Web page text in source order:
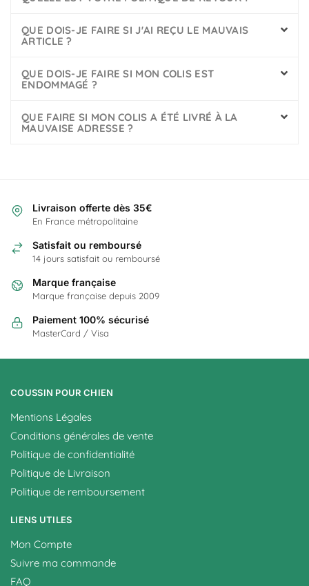
QUE DOIS-JE FAIRE SI J'AI REÇU LE MAUVAIS
ARTICLE ?
QUE DOIS-JE FAIRE SI MON COLIS EST
ENDOMMAGÉ ?
QUE FAIRE SI MON COLIS A ÉTÉ LIVRÉ À LA
MAUVAISE ADRESSE ?
Livraison offerte dès 35€
En France métropolitaine
Satisfait ou remboursé
14 jours satisfait ou remboursé
Marque française
Marque française depuis 2009
Paiement 100% sécurisé
MasterCard / Visa
COUSSIN POUR CHIEN
Mentions Légales
Conditions générales de vente
Politique de confidentialité
Politique de Livraison
Politique de remboursement
LIENS UTILES
Mon Compte
Suivre ma commande
FAQ